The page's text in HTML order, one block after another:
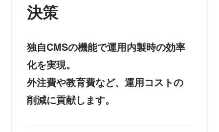
決策
独自CMSの機能で運用内製時の効率
化を実現。
外注費や教育費など、運用コストの
削減に貢献します。